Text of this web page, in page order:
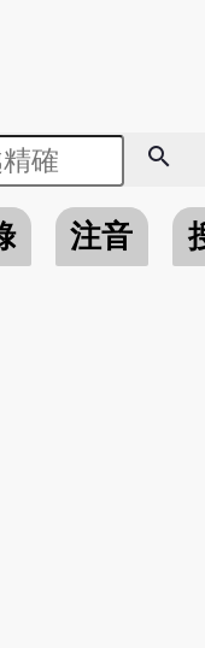
search
注音